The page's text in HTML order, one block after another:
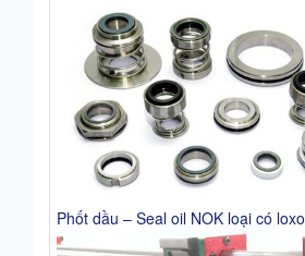
Phốt dầu – Seal oil NOK loại có loxo